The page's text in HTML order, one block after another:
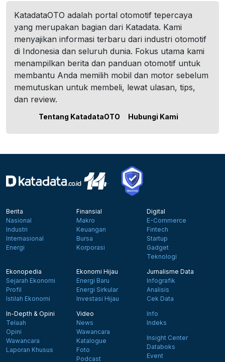
KatadataOTO adalah portal otomotif tepercaya
yang merupakan bagian dari Katadata. Kami
menyajikan informasi terbaru dari industri otomotif
di Indonesia dan seluruh dunia. Fokus utama kami
menampilkan berita dan panduan otomotif untuk
membantu Anda memilih mobil dan motor sebelum
memutuskan untuk membeli, lewat ulasan, tips,
dan review.
Tentang KatadataOTO Hubungi Kami
Berita
Nasional
Industri
Internasional
Energi
Finansial
Makro
Keuangan
Bursa
Korporasi
Digital
E-Commerce
Fintech
Startup
Gadget
Teknologi
Ekonopedia
Sejarah Ekonomi
Profil
Istilah Ekonomi
Ekonomi Hijau
Energi Baru
Energi Sirkular
Investasi Hijau
Jurnalisme Data
Infografik
Analisis
Cek Data
In-Depth & Opini
Telaah
Opini
Wawancara
Laporan Khusus
Video
News
Wawancara
Katalogue
Foto
Podcast
Info
Indeks
Insight Center
Databoks
Event